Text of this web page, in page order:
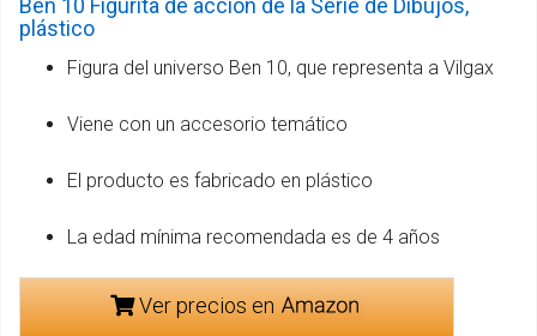
plástico
Figura del universo Ben 10, que representa a Vilgax
Viene con un accesorio temático
El producto es fabricado en plástico
La edad mínima recomendada es de 4 años
Ver precios en